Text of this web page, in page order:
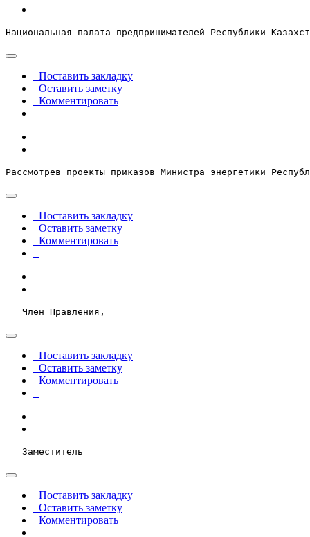
Национальная палата предпринимателей Республики
Поставить закладку
Оставить заметку
Комментировать
Рассмотрев проекты приказов Министра энергетики
Поставить закладку
Оставить заметку
Комментировать
   Член Правления,
Поставить закладку
Оставить заметку
Комментировать
   Заместитель
Поставить закладку
Оставить заметку
Комментировать